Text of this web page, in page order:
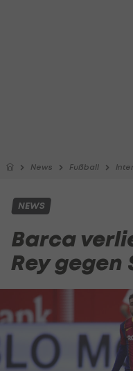
News Fußball
NEWS
Barca
Rey gegen